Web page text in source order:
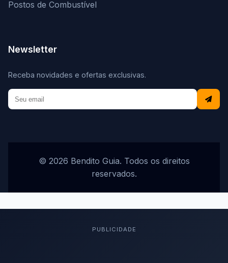
Postos de Combustível
Newsletter
Receba novidades e ofertas exclusivas.
© 2026 Bendito Guia. Todos os direitos
reservados.